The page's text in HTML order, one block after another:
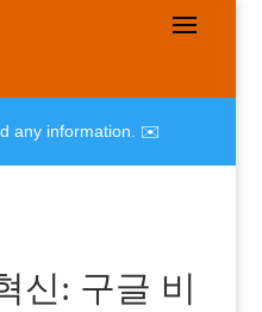
any information. ✉️
신: 구글 비